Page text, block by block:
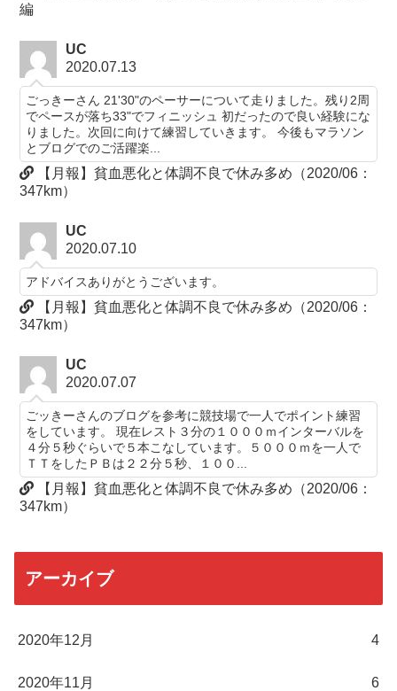
編
UC
2020.07.13
ごっきーさん 21'30"のペーサーについて走りました。残り2周
でペースが落ち33"でフィニッシュ 初だったので良い経験にな
りました。次回に向けて練習していきます。 今後もマラソン
とブログでのご活躍楽...
【月報】貧血悪化と体調不良で休み多め（2020/06：
347km）
UC
2020.07.10
アドバイスありがとうございます。
【月報】貧血悪化と体調不良で休み多め（2020/06：
347km）
UC
2020.07.07
ごッきーさんのブログを参考に競技場で一人でポイント練習
をしています。 現在レスト３分の１０００ｍインターバルを
４分５秒ぐらいで５本こなしています。５０００ｍを一人で
ＴＴをしたＰＢは２２分５秒、１００...
【月報】貧血悪化と体調不良で休み多め（2020/06：
347km）
アーカイブ
2020年12月 4
2020年11月 6